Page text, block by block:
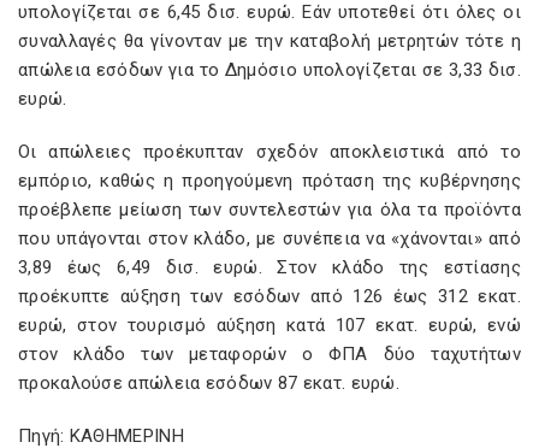
υπολογίζεται σε 6,45 δισ. ευρώ. Εάν υποτεθεί ότι όλες οι
συναλλαγές θα γίνονταν με την καταβολή μετρητών τότε η
απώλεια εσόδων για το Δημόσιο υπολογίζεται σε 3,33 δισ.
ευρώ.
Οι απώλειες προέκυπταν σχεδόν αποκλειστικά από το
εμπόριο, καθώς η προηγούμενη πρόταση της κυβέρνησης
προέβλεπε μείωση των συντελεστών για όλα τα προϊόντα
που υπάγονται στον κλάδο, με συνέπεια να «χάνονται» από
3,89 έως 6,49 δισ. ευρώ. Στον κλάδο της εστίασης
προέκυπτε αύξηση των εσόδων από 126 έως 312 εκατ.
ευρώ, στον τουρισμό αύξηση κατά 107 εκατ. ευρώ, ενώ
στον κλάδο των μεταφορών ο ΦΠΑ δύο ταχυτήτων
προκαλούσε απώλεια εσόδων 87 εκατ. ευρώ.
Πηγή: ΚΑΘΗΜΕΡΙΝΗ